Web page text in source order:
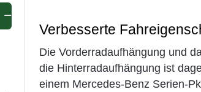
Verbesserte
Die Vorderradaufhängung und
die Hinterradaufhängung ist
einem Mercedes-Benz Serien-